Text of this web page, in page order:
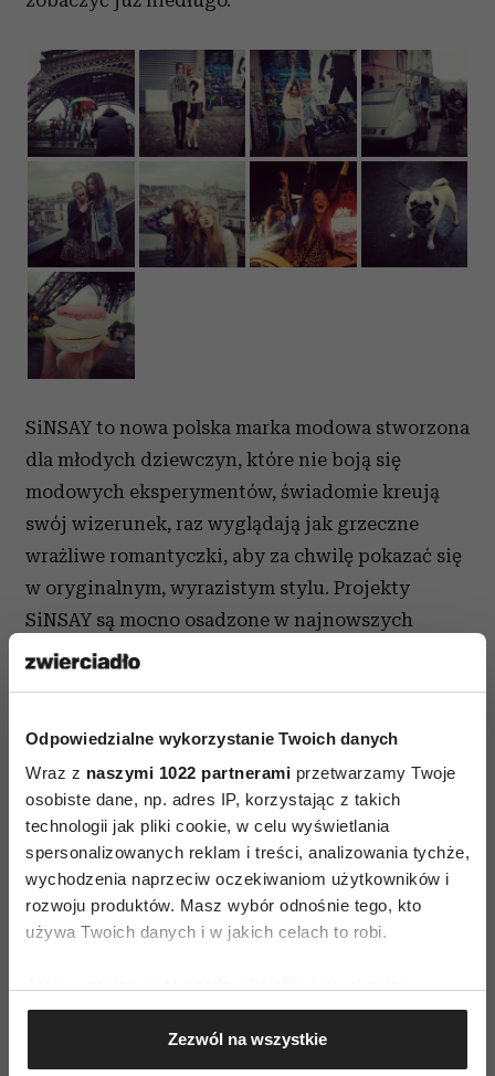
Odpowiedzialne wykorzystanie Twoich danych
Wraz z naszymi 1022 partnerami przetwarzamy Twoje
osobiste dane, np. adres IP, korzystając z takich
technologii jak pliki cookie, w celu wyświetlania
spersonalizowanych reklam i treści, analizowania tychże,
wychodzenia naprzeciw oczekiwaniom użytkowników i
rozwoju produktów. Masz wybór odnośnie tego, kto
używa Twoich danych i w jakich celach to robi.
Gromadzić dane dotyczące Twojej lokalizacji
geograficznej z dokładnością nawet do kilku metrów
Identyfikować Twoje urządzenie, aktywnie
Zezwól na wszystkie
SiNSAY to nowa polska marka modowa stworzona
dla młodych dziewczyn, które nie boją się
modowych eksperymentów, świadomie kreują
swój wizerunek, raz wyglądają jak grzeczne
wrażliwe romantyczki, aby za chwilę pokazać się
w oryginalnym, wyrazistym stylu. Projekty
SiNSAY są mocno osadzone w najnowszych
trendach, a dodatkowym atutem marki są bardzo
fashionistki. Ubrania i dodatki z najnowszej
kolekcji dostępne będą już pod koniec sierpnia, a
w międzyczasie zapraszamy na naszego bloga
ilovesinsay.com, gdzie swoje propozycje
stylizacji z kolekcji SiNSAY zamieszczają znane
blogerki – Jessy Mercedes oraz Cajmel.